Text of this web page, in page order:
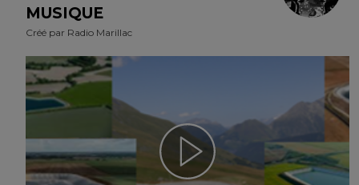
MUSIQUE
Créé par Radio Marillac